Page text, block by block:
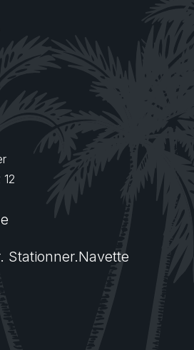
Stationner.Navette